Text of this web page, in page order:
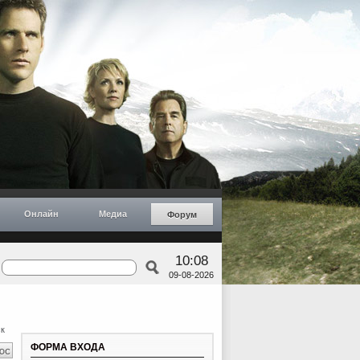
Онлайн Медиа Форум
10:08
09-08-2026
ФОРМА ВХОДА